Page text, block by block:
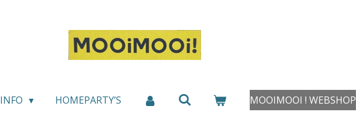
INFO HOMEPARTY’S MOOIMOOI ! WEBSHOP